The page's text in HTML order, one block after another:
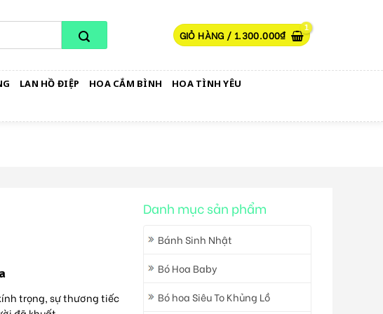
GIỎ HÀNG / 1.300.000₫
LAN HỒ ĐIỆP HOA CẮM BÌNH
HOA TÌNH YÊU
Danh mục sản phẩm
Bánh Sinh Nhật
Bó Hoa Baby
Bó hoa Siêu To Khủng Lồ
trọng, sự thương tiếc